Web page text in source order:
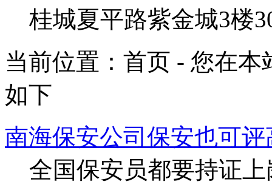
桂城夏平路紫金城3楼
当前位置：首页 - 您在本
如下
南海保安公司保安也可
全国保安员都要持证